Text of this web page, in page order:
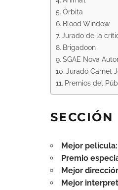
Òrbita
Blood Window
Jurado de la
Brigadoon
SGAE Nova
Jurado Carnet
Premios del
Mejor película:
Premio
Mejor
Mejor